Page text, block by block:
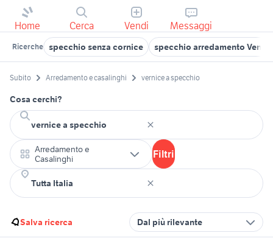
Home Cerca Vendi Messaggi
Ricerche specchio senza cornice specchio arredamento
Subito Arredamento e casalinghi vernice a specchio
Cosa cerchi?
Arredamento e
Casalinghi
Filtri
Salva ricerca Dal più rilevante